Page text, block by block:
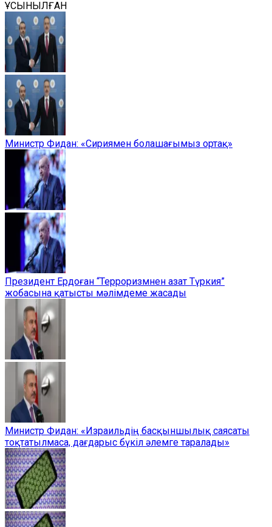
ҰСЫНЫЛҒАН
Министр Фидан: «Сириямен болашағымыз ортақ»
Президент Ердоған “Терроризмнен азат Түркия”
жобасына қатысты мәлімдеме жасады
Министр Фидан: «Израильдің басқыншылық саясаты
тоқтатылмаса, дағдарыс бүкіл әлемге таралады»